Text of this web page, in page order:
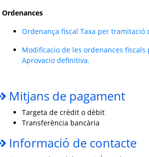
Ordenances
Ordenança fiscal Taxa per
Modificacio de les ordenances
Aprovacio definitiva.
Mitjans de pagament
Targeta de crèdit o dèbit
Transferència bancària
Informació de contacte